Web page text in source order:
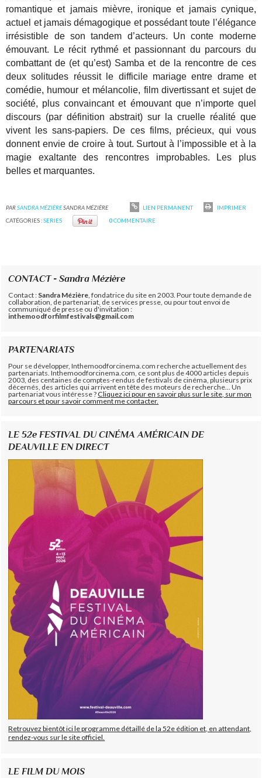
romantique et jamais mièvre, ironique et jamais cynique,
actuel et jamais démagogique et possédant toute l’élégance
irrésistible de son tandem d’acteurs. Un conte moderne
émouvant. Le récit rythmé et passionnant du parcours du
combattant de (et qu’est) Samba et de la rencontre de ces
deux solitudes réussit le difficile mariage entre drame et
comédie, humour et mélancolie, film divertissant et sujet de
société, plus convaincant et émouvant que n’importe quel
discours (par définition abstrait) sur la cruelle réalité que
vivent les sans-papiers. De ces films, précieux, qui vous
donnent envie de croire à tout. Surtout à l’impossible et à la
magie exaltante des rencontres improbables. Les plus
belles et marquantes.
PARSANDRA MÉZIÈRESANDRA MÉZIÈRE LIEN PERMANENT
IMPRIMER
CATÉGORIES :SERIES 0COMMENTAIRE
CONTACT - Sandra Mézière
Contact : Sandra Mézière , fondatrice du site en 2003. Pour toute demande de
collaboration, de partenariat, de services presse, ou pour tout envoi de
communiqué de presse ou d'invitation :
inthemoodforfilmfestivals@gmail.com
PARTENARIATS
Pour se développer, Inthemoodforcinema.com recherche actuellement des
partenariats. Inthemoodforcinema.com, ce sont plus de 4000 articles depuis
2003, des centaines de comptes-rendus de festivals de cinéma, plusieurs prix
décernés, des articles qui arrivent en tête des moteurs de recherche... Un
partenariat vous intéresse ?Cliquez ici pour en savoir plus sur le site, sur mon
parcours et pour savoir comment me contacter.
LE 52e FESTIVAL DU CINÉMA AMÉRICAIN DE
DEAUVILLE EN DIRECT
Retrouvez bientôt ici le programme détaillé de la 52e édition et, en attendant,
rendez-vous sur le site officiel.
LE FILM DU MOIS